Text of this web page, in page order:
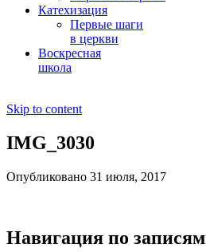
Катехизация
Первые шаги
в церкви
Воскресная
школа
Skip to content
IMG_3030
Опубликовано 31 июля, 2017
Навигация по записям